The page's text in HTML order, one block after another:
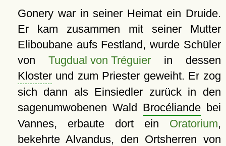
Gonery war in seiner Heimat ein Druide.
Er kam zusammen mit seiner Mutter
Eliboubane aufs Festland, wurde Schüler
von Tugdual von Tréguierin dessen
Klosterund zum Priester geweiht. Er zog
sich dann als Einsiedler zurück in den
sagenumwobenen Wald Brocéliandebei
Vannes, erbaute dort ein Oratorium,
bekehrte Alvandus, den Ortsherren von